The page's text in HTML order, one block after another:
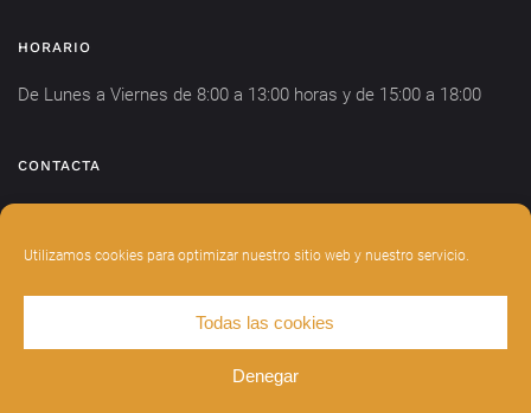
Utilizamos cookies para optimizar nuestro sitio web y nuestro servicio.
Todas las cookies
Denegar
HORARIO
De Lunes a Viernes de 8:00 a 13:00 horas y de 15:00 a 18:00
CONTACTA
POLÍTICA DE PRIVACIDAD